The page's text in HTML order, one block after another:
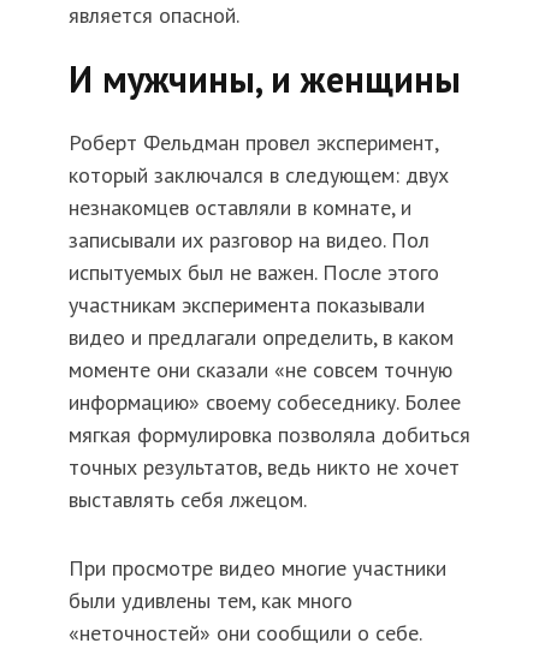
является опасной.
И мужчины, и женщины
Роберт Фельдман провел эксперимент,
который заключался в следующем: двух
незнакомцев оставляли в комнате, и
записывали их разговор на видео. Пол
испытуемых был не важен. После этого
участникам эксперимента показывали
видео и предлагали определить, в каком
моменте они сказали «не совсем точную
информацию» своему собеседнику. Более
мягкая формулировка позволяла добиться
точных результатов, ведь никто не хочет
выставлять себя лжецом.
При просмотре видео многие участники
были удивлены тем, как много
«неточностей» они сообщили о себе.